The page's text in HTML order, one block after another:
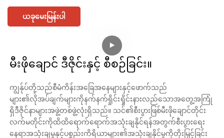
ယခုမေးမြန်းပါ
မီးဖိုချောင် ဒီဇိုင်းနှင့် စီစဉ်ခြင်း။
ကျွန်ုပ်တို့သည်စီမံကိန်းအခြေအနေများနှင့်ဖောက်သည်
များ၏လိုအပ်ချက်များကိုနက်နက်ရှိုင်းရှိုင်းနားလည်သောအတွေ့အကြုံ
ရှိဒီဇိုင်နာများအဖွဲ့တစ်ဖွဲ့လုံးရှိသည်။ သင်၏စီးပွားဖြစ်မီးဖိုချောင်တိုင်း
လက်မတိုင်းကိုထိထိရောက်ရောက်အသုံးချနိုင်ရန်အတွက်စီးပွားရေး
နေရာအသုံးချမှုနှင့်ပစ္စည်းကိရိယာများ၏အသုံးချနိုင်မှုကိုတိုးမြှင့်ခြင်း